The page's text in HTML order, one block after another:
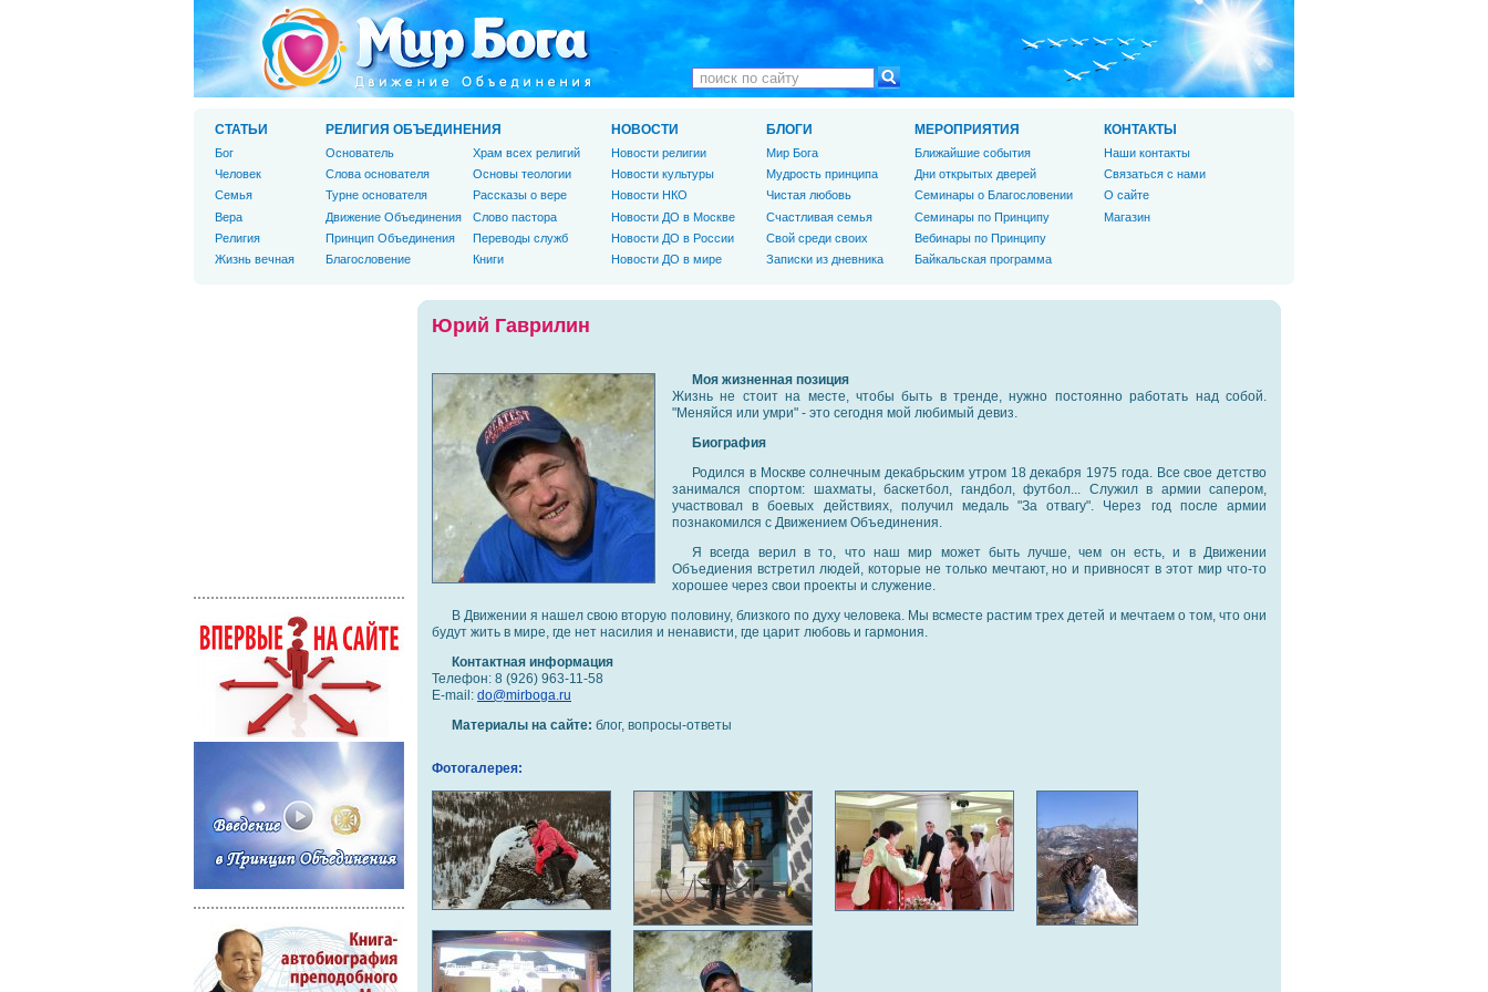
Юрий Гаврилин
Моя жизненная позиция
Жизнь не стоит на месте, чтобы быть в тренде, нужно постоянно работать над собой.
"Меняйся или умри" - это сегодня мой любимый девиз.
Биография
Родился в Москве солнечным декабрьским утром 18 декабря 1975 года. Все свое детство
занимался спортом: шахматы, баскетбол, гандбол, футбол... Служил в армии сапером,
участвовал в боевых действиях, получил медаль "За отвагу". Через год после армии
познакомился с Движением Объединения.
Я всегда верил в то, что наш мир может быть лучше, чем он есть, и в Движении
Объедиения встретил людей, которые не только мечтают, но и привносят в этот мир что-то
хорошее через свои проекты и служение.
В Движении я нашел свою вторую половину, близкого по духу человека. Мы всместе растим трех детей и мечтаем о том, что они
будут жить в мире, где нет насилия и ненависти, где царит любовь и гармония.
Контактная информация
Телефон: 8 (926) 963-11-58
E-mail: do@mirboga.ru
Материалы на сайте: блог, вопросы-ответы
Фотогалерея:
СТАТЬИ
Бог
Человек
Cемья
Вера
Религия
Жизнь вечная
РЕЛИГИЯ ОБЪЕДИНЕНИЯ
Основатель
Слова основателя
Турне основателя
Движение Объединения
Принцип Объединения
Благословение
Храм всех религий
Основы теологии
Рассказы о вере
Слово пастора
Переводы служб
Книги
НОВОСТИ
Новости религии
Новости культуры
Новости НКО
Новости ДО в Москве
Новости ДО в России
Новости ДО в мире
БЛОГИ
Мир Бога
Мудрость принципа
Чистая любовь
Счастливая семья
Свой среди своих
Записки из дневника
МЕРОПРИЯТИЯ
Ближайшие события
Дни открытых дверей
Семинары о Благословении
Семинары по Принципу
Вебинары по Принципу
Байкальская программа
КОНТАКТЫ
Наши контакты
Связаться с нами
О сайте
Магазин